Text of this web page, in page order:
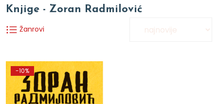
Knjige - Zoran Radmilović
Žanrovi
-10%